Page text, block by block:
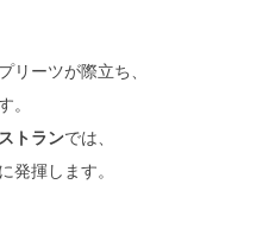
リーツが際立ち、
。
トランでは、
発揮します。